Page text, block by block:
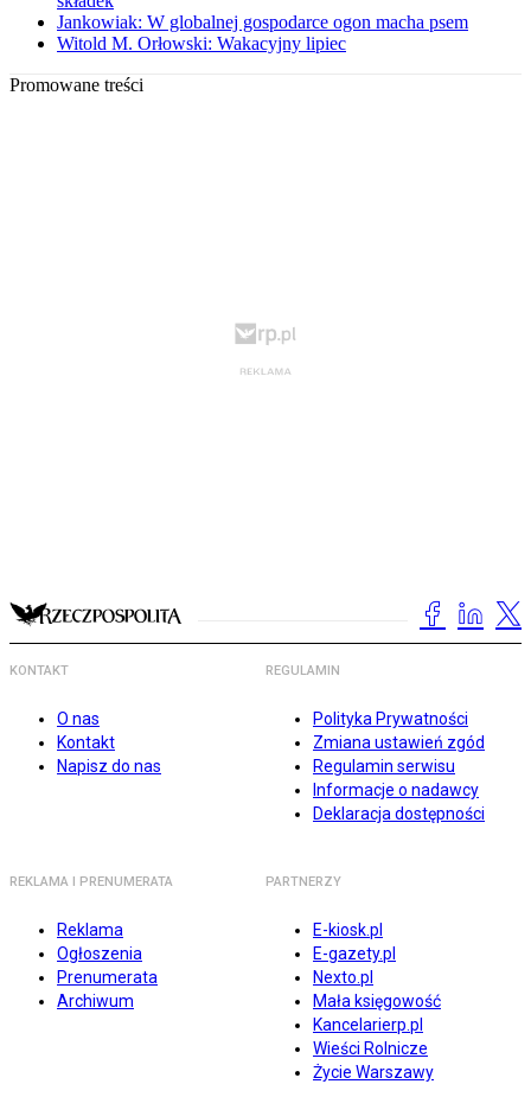
Jankowiak: W globalnej gospodarce ogon macha psem
Witold M. Orłowski: Wakacyjny lipiec
Promowane treści
KONTAKT
O nas
Kontakt
Napisz do nas
REGULAMIN
Polityka Prywatności
Zmiana ustawień zgód
Regulamin serwisu
Informacje o nadawcy
Deklaracja dostępności
REKLAMA I PRENUMERATA
Reklama
Ogłoszenia
Prenumerata
Archiwum
PARTNERZY
E-kiosk.pl
E-gazety.pl
Nexto.pl
Mała księgowość
Kancelarierp.pl
Wieści Rolnicze
Życie Warszawy